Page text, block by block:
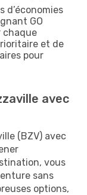
d’économies
GO
chaque
et de
pour
avec
(BZV) avec
vous
sans
options,